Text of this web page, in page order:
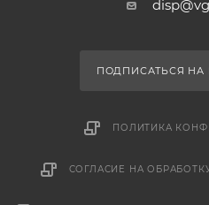
ПОДПИСАТЬСЯ НА
ПОЛИТИКА
СОГЛАСИЕ НА